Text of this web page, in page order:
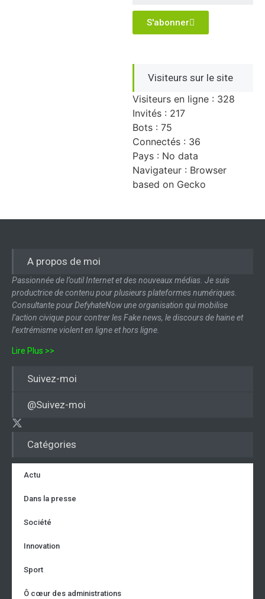
S'abonner
Visiteurs sur le site
Visiteurs en ligne : 328
Invités : 217
Bots : 75
Connectés : 36
Pays : No data
Navigateur : Browser
based on Gecko
Catégories
Actu
Dans la presse
Société
Innovation
Sport
Ô cœur des administrations
A propos de moi
Passionnée de l’outil Internet et des nouveaux médias. Je suis
productrice de contenu pour plusieurs plateformes numériques.
Consultante pour DefyhateNow une organisation qui mobilise
l’action civique pour contrer les Fake news, le discours de haine et
l’extrémisme violent en ligne et hors ligne.
Lire Plus >>
Suivez-moi
@Suivez-moi